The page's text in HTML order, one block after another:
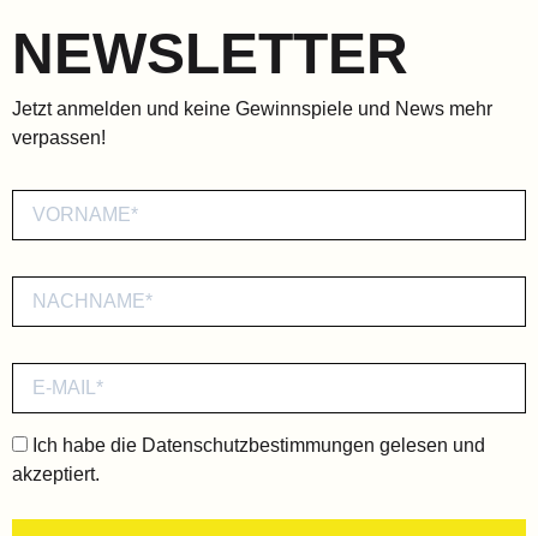
NEWSLETTER
Jetzt anmelden und keine Gewinnspiele und News mehr
verpassen!
Ich habe die Datenschutzbestimmungen gelesen und
akzeptiert.